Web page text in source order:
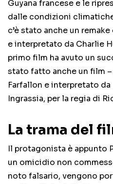
Guyana francese e le
dalle condizioni
c’è stato anche un
e interpretato da Charlie
primo film ha avuto un
stato fatto anche un film
Farfallon e interpretato
Ingrassia, per la regia di
La trama del
Il protagonista è appunto
un omicidio non
noto falsario, vengono